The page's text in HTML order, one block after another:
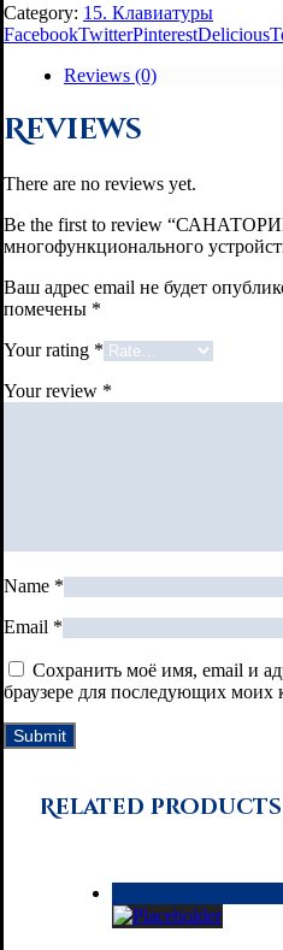
Category: 15. Клавиатуры
FacebookTwitterPinterestDelicious
Reviews (0)
Reviews
There are no reviews yet.
Be the first to review
многофункционального
Ваш адрес email не будет
помечены *
Your rating *
Your review *
Name *
Email *
Сохранить моё имя, email и
браузере для последующих моих
Related products